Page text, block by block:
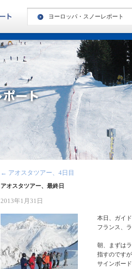
ヨーロッパ・スノーレポート
ヨーロッパ・ハイキングレポー
カナダ・ハイキングレポート
ヨーロッパ・スノーレポート
カナダ・スノーレポート
アメリカ・スノーレポート
スペシャルキャンプ・スノーレ
ニュージーランド・スノーレポ
南米・スノーレポート
キッズキャンプ・レポート
← アオスタツアー、4日目
アオスタツアー、最終日
2013年1月31日
本日、ガイ
フランス、
朝、まずは
指すのですが
サインボー